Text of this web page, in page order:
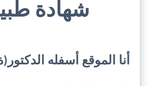
شهادة
أنا الموقع أسفله